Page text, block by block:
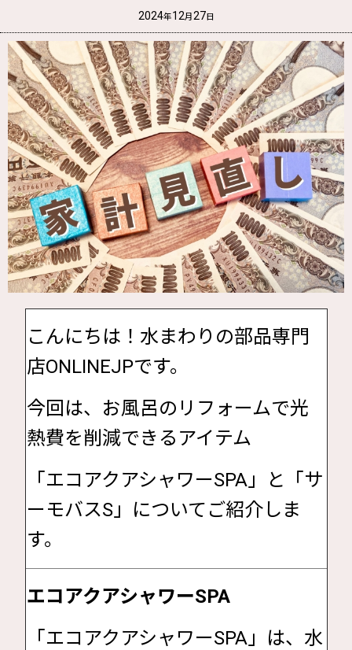
2024年12月27日
こんにちは！水まわりの部品専門
店ONLINEJPです。
今回は、お風呂のリフォームで光
熱費を削減できるアイテム
「エコアクアシャワーSPA」と「サ
ーモバスS」についてご紹介しま
す。
エコアクアシャワーSPA
「エコアクアシャワーSPA」は、水